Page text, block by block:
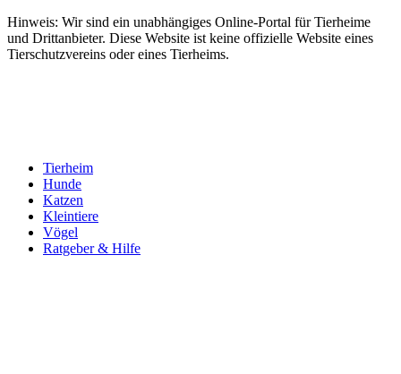
Hinweis: Wir sind ein unabhängiges Online-Portal für Tierheime
und Drittanbieter. Diese Website ist keine offizielle Website eines
Tierschutzvereins oder eines Tierheims.
Tierheim
Hunde
Katzen
Kleintiere
Vögel
Ratgeber & Hilfe